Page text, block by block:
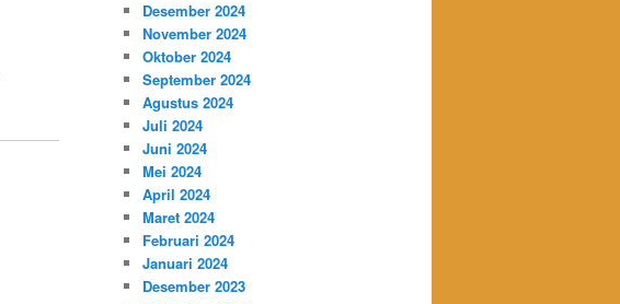
Desember 2024
November 2024
Oktober 2024
September 2024
Agustus 2024
Juli 2024
Juni 2024
Mei 2024
April 2024
Maret 2024
Februari 2024
Januari 2024
Desember 2023